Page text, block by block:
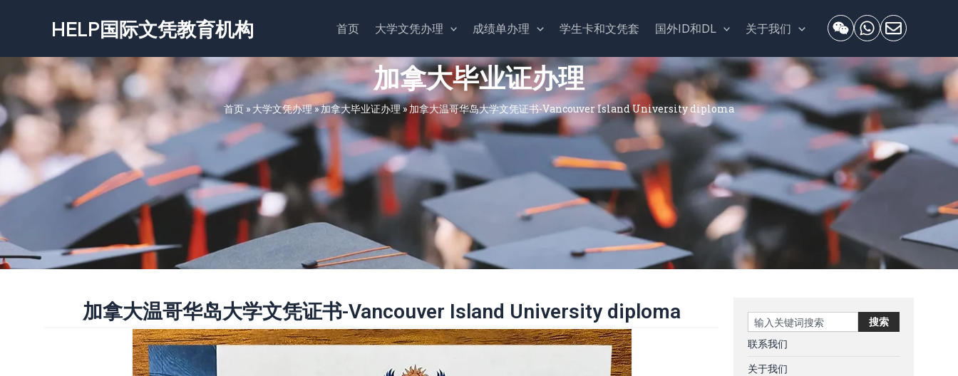
容
HELP国际文凭教育机构 首页 大学文凭办理 成绩单办理 学生卡和文凭套 国外ID和DL 关于我们
加拿大毕业证办理
首页 » 大学文凭办理»加拿大毕业证办理»加拿大温哥华岛大学文凭证书-Vancouver Island University diploma
加拿大温哥华岛大学文凭证书-Vancouver Island University diploma Search 搜索
联系我们
关于我们